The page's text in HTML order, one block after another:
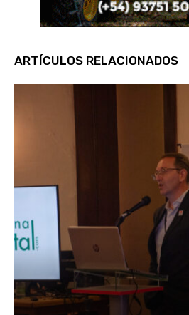
ARTÍCULOS RELACIONADOS